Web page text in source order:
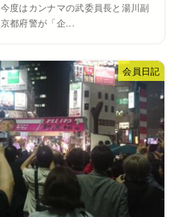
度はカンナマの武委員長と湯川副
都府警が「企...
会員日記